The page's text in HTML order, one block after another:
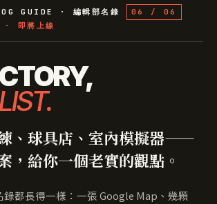
OG GUIDE · 編輯部名錄
06 / 06
· 即將上線
、球具店、室內模擬器——
，給你一個老實的觀點。
錄都長得一樣：一張 Google Map、幾顆